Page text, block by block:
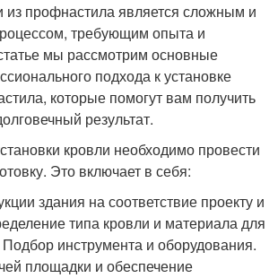
из профнастила является сложным и
требующим опыта и
мы рассмотрим основные
подхода к установке
которые помогут вам получить
результат.
кровли необходимо провести
Это включает в себя:
здания на соответствие проекту и
типа кровли и материала для
инструмента и оборудования.
площадки и обеспечение